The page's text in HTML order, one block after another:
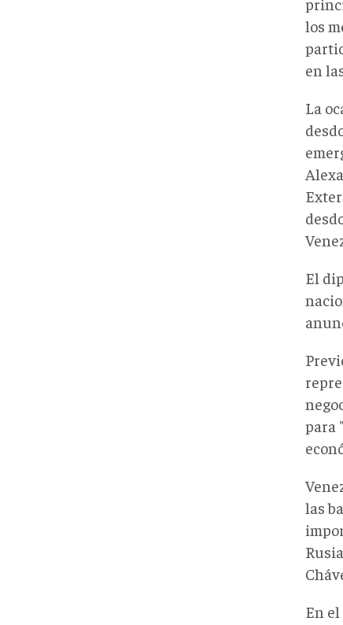
los
en
La
El
para
las
En